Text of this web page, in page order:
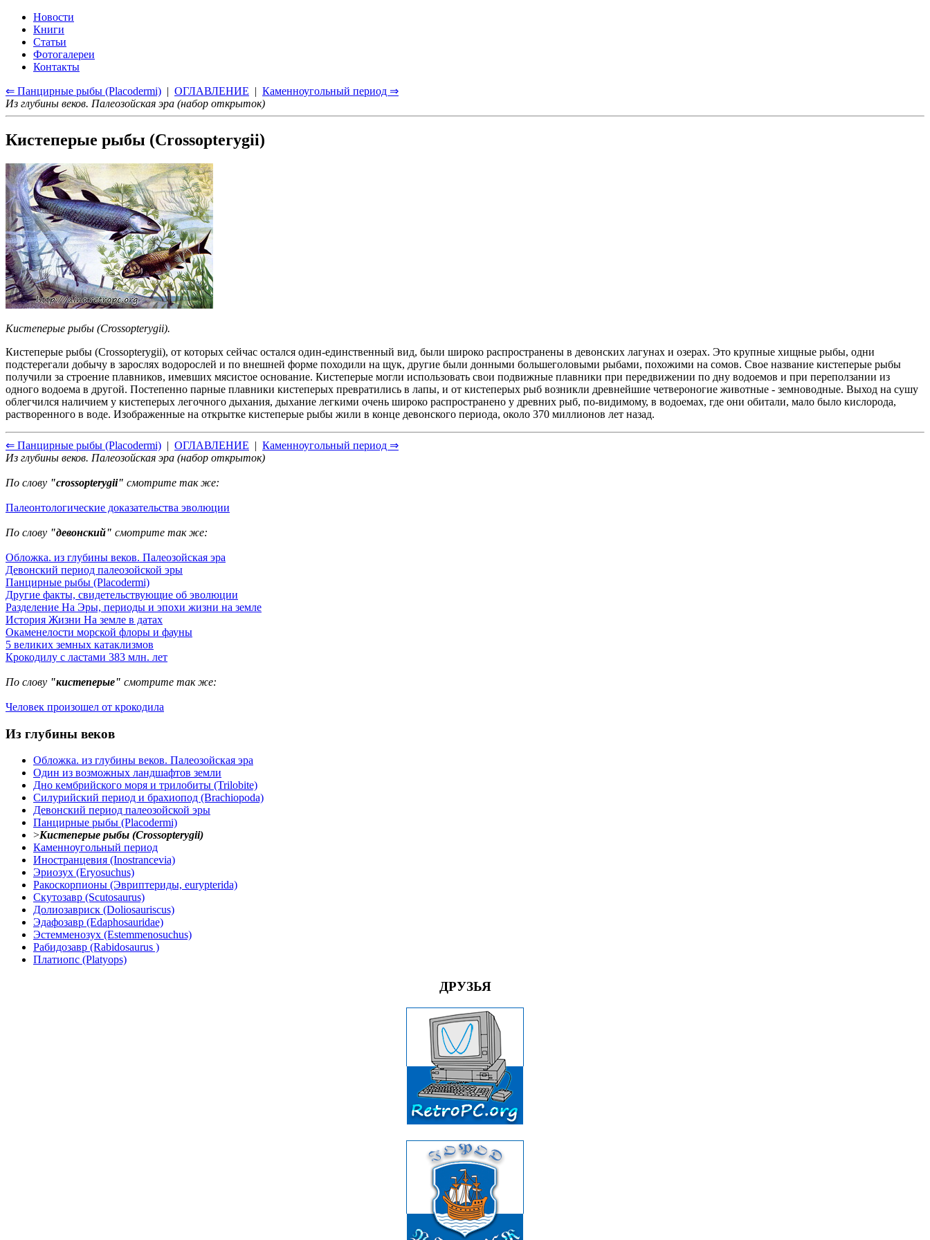
Новости
Книги
Статьи
Фотогалереи
Контакты
⇐ Панцирные рыбы (Placodermi) | ОГЛАВЛЕНИЕ | Каменноугольный период ⇒
Из глубины веков. Палеозойская эра (набор открыток)
Кистеперые рыбы (Crossopterygii)
Кистеперые рыбы (Crossopterygii).
Кистеперые рыбы (Crossopterygii), от которых сейчас остался один-единственный вид, были широко распространены в девонских лагунах и озерах. Это крупные хищные рыбы, одни
подстерегали добычу в зарослях водорослей и по внешней форме походили на щук, другие были донными большеголовыми рыбами, похожими на сомов. Свое название кистеперые рыбы
получили за строение плавников, имевших мясистое основание. Кистеперые могли использовать свои подвижные плавники при передвижении по дну водоемов и при переползании из
одного водоема в другой. Постепенно парные плавники кистеперых превратились в лапы, и от кистеперых рыб возникли древнейшие четвероногие животные - земноводные. Выход на сушу
облегчился наличием у кистеперых легочного дыхания, дыхание легкими очень широко распространено у древних рыб, по-видимому, в водоемах, где они обитали, мало было кислорода,
растворенного в воде. Изображенные на открытке кистеперые рыбы жили в конце девонского периода, около 370 миллионов лет назад.
⇐ Панцирные рыбы (Placodermi) | ОГЛАВЛЕНИЕ | Каменноугольный период ⇒
Из глубины веков. Палеозойская эра (набор открыток)
По слову "crossopterygii" смотрите так же:
Палеонтологические доказательства эволюции
По слову "девонский" смотрите так же:
Обложка. из глубины веков. Палеозойская эра
Девонский период палеозойской эры
Панцирные рыбы (Placodermi)
Другие факты, свидетельствующие об эволюции
Разделение На Эры, периоды и эпохи жизни на земле
История Жизни На земле в датах
Окаменелости морской флоры и фауны
5 великих земных катаклизмов
Крокодилу с ластами 383 млн. лет
По слову "кистеперые" смотрите так же:
Человек произошел от крокодила
Из глубины веков
Обложка. из глубины веков. Палеозойская эра
Один из возможных ландшафтов земли
Дно кембрийского моря и трилобиты (Trilobite)
Силурийский период и брахиопод (Brachiopoda)
Девонский период палеозойской эры
Панцирные рыбы (Placodermi)
>Кистеперые рыбы (Crossopterygii)
Каменноугольный период
Иностранцевия (Inostrancevia)
Эриозух (Eryosuchus)
Ракоскорпионы (Эвриптериды, eurypterida)
Скутозавр (Scutosaurus)
Долиозавриск (Doliosauriscus)
Эдафозавр (Edaphosauridae)
Эстемменозух (Estemmenosuchus)
Рабидозавр (Rabidosaurus )
Платиопс (Platyops)
ДРУЗЬЯ